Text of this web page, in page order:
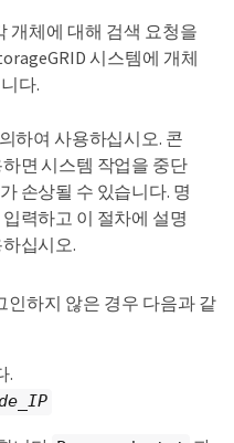
개체에 대해 검색 요청을
시스템에 개체
다.
하여 사용하십시오. 콘
면 시스템 작업을 중단
손상될 수 있습니다. 명
력하고 이 절차에 설명
십시오.
인하지 않은 경우 다음과 같
.